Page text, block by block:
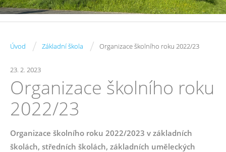
Úvod / Základní škola / Organizace školního roku 2022/23
23. 2. 2023
Organizace školního roku
2022/23
Organizace školního roku 2022/2023 v základních
školách, středních školách, základních uměleckých